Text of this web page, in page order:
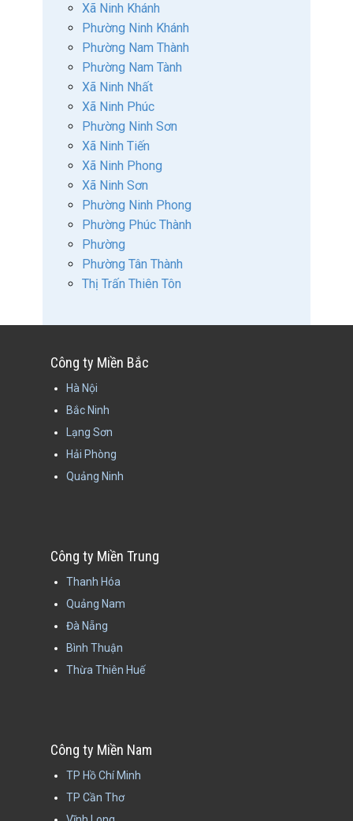
Xã Ninh Khánh
Phường Ninh Khánh
Phường Nam Thành
Phường Nam Tành
Xã Ninh Nhất
Xã Ninh Phúc
Phường Ninh Sơn
Xã Ninh Tiến
Xã Ninh Phong
Xã Ninh Sơn
Phường Ninh Phong
Phường Phúc Thành
Phường
Phường Tân Thành
Thị Trấn Thiên Tôn
Công ty Miền Bắc
Hà Nội
Bắc Ninh
Lạng Sơn
Hải Phòng
Quảng Ninh
Công ty Miền Trung
Thanh Hóa
Quảng Nam
Đà Nẵng
Bình Thuận
Thừa Thiên Huế
Công ty Miền Nam
TP Hồ Chí Minh
TP Cần Thơ